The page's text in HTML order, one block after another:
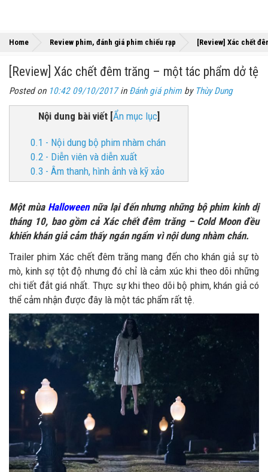
Home Review phim, đánh giá phim chiếu rạp [Review] Xác chết
[Review] Xác chết đêm trăng – một tác phẩm dở tệ
Posted on 10:42 09/10/2017in Đánh giá phim by Thùy Dung
Nội dung bài viết[Ẩn mục lục]
0.1 - Nội dung bộ phim nhàm chán
0.2 - Diễn viên và diễn xuất
0.3 - Âm thanh, hình ảnh và kỹ xảo
Một mùa Halloweennữa lại đến nhưng những bộ phim kinh dị
tháng 10, bao gồm cả Xác chết đêm trăng – Cold Moon đều
khiến khán giả cảm thấy ngán ngẩm vì nội dung nhàm chán.
Trailer phim Xác chết đêm trăng mang đến cho khán giả sự tò
mò, kinh sợ tột độ nhưng đó chỉ là cảm xúc khi theo dõi những
chi tiết đắt giá nhất. Thực sự khi theo dõi bộ phim, khán giả có
thể cảm nhận được đây là một tác phẩm rất tệ.